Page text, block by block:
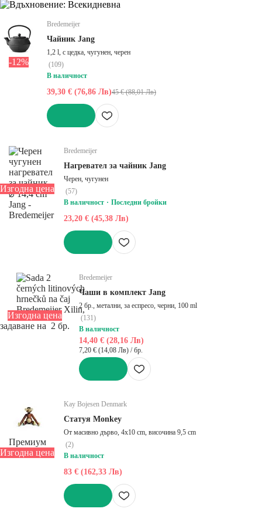
-12%
Bredemeijer
Чайник Jang
1,2 l, с цедка, чугунен, черен
(109)
В наличност
39,30 € (76,86 Лв)45 € (88,01 Лв)
Изгодна цена
Bredemeijer
Нагревател за чайник Jang
Черен, чугунен
(57)
В наличност
Последни бройки
23,20 € (45,38 Лв)
Изгодна цена
задаване на 2 бр.
Bredemeijer
Чаши в комплект Jang
2 бр., метални, за еспресо, черни, 100 ml
(131)
В наличност
14,40 € (28,16 Лв)
7,20 € (14,08 Лв) / бр.
Премиум
Изгодна цена
Kay Bojesen Denmark
Статуя Monkey
От масивно дърво, 4x10 cm, височина 9,5 cm
(2)
В наличност
83 € (162,33 Лв)